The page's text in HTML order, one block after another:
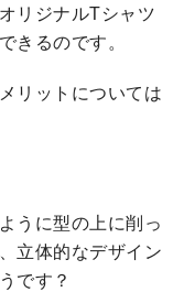
リジナルTシャツ
きるのです。
リットについては
うに型の上に削っ
立体的なデザイン
です？